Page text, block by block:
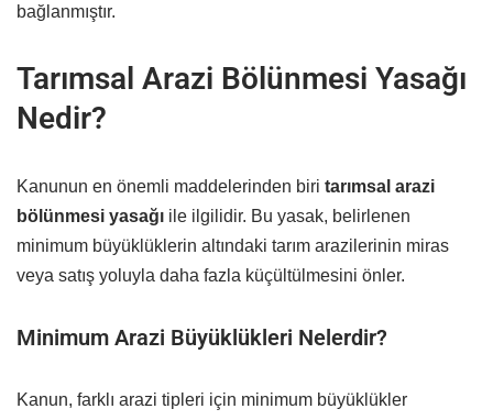
bağlanmıştır.
Tarımsal Arazi Bölünmesi Yasağı
Nedir?
Kanunun en önemli maddelerinden biri tarımsal arazi
bölünmesi yasağı ile ilgilidir. Bu yasak, belirlenen
minimum büyüklüklerin altındaki tarım arazilerinin miras
veya satış yoluyla daha fazla küçültülmesini önler.
Minimum Arazi Büyüklükleri Nelerdir?
Kanun, farklı arazi tipleri için minimum büyüklükler